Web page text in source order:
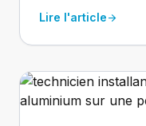
Lire l'articlearrow_forward